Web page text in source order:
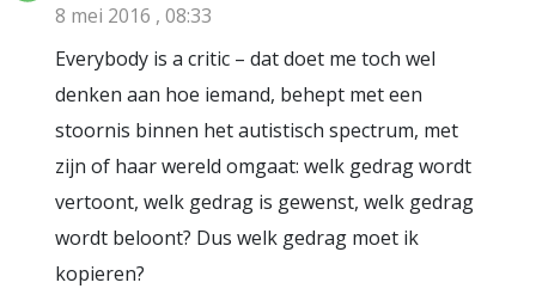
8 mei 2016 , 08:33
Everybody is a critic – dat doet me toch wel
denken aan hoe iemand, behept met een
stoornis binnen het autistisch spectrum, met
zijn of haar wereld omgaat: welk gedrag wordt
vertoont, welk gedrag is gewenst, welk gedrag
wordt beloont? Dus welk gedrag moet ik
kopieren?